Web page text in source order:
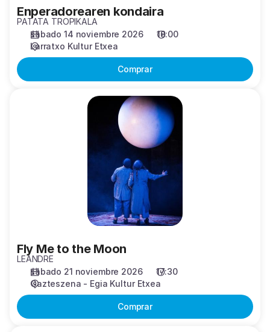
Enperadorearen kondaira
PATATA TROPIKALA
sábado 14 noviembre 2026
18:00
Larratxo Kultur Etxea
Comprar
Fly Me to the Moon
LEANDRE
sábado 21 noviembre 2026
17:30
Gazteszena - Egia Kultur Etxea
Comprar